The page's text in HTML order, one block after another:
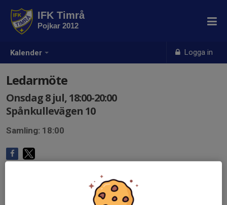
Kalender Logga in
IFK Timrå
Pojkar 2012
Ledarmöte
Onsdag 8 jul, 18:00-20:00
Spånkullevägen 10
Samling: 18:00